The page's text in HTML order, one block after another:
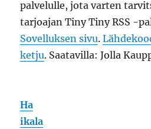
A
mpiaiskala
Ampparit.com
OpenRepos.